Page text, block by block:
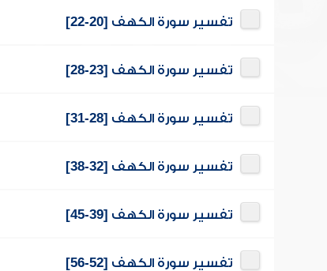
تفسير سورة الكهف [20-22]
تفسير سورة الكهف [23-28]
تفسير سورة الكهف [28-31]
تفسير سورة الكهف [32-38]
تفسير سورة الكهف [39-45]
تفسير سورة الكهف [52-56]